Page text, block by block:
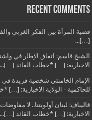
Recent Comments
قضية المرأة بين الفكر الغربي
[…]...
الشيخ قاسم: اتفاق الإطار في
الاخبارية: […] *خطاب القائد […]...
الإمام الخامنئي شخصية فريدة
للحاكمية - الولاية الاخبارية:
قاليباف: لبنان أولويتنا.. لا
الاخبارية: […] *خطاب القائد […]...